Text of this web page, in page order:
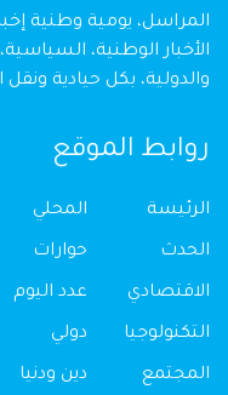
المراسل، يومية وطنية
الأخبار الوطنية،
والدولية، بكل حيادية
روابط الموقع
الرئيسة
الحدث
الاقتصادي
التكنولوجيا
المجتمع
المحلي
حوارات
عدد اليوم
دولي
دين ودنيا